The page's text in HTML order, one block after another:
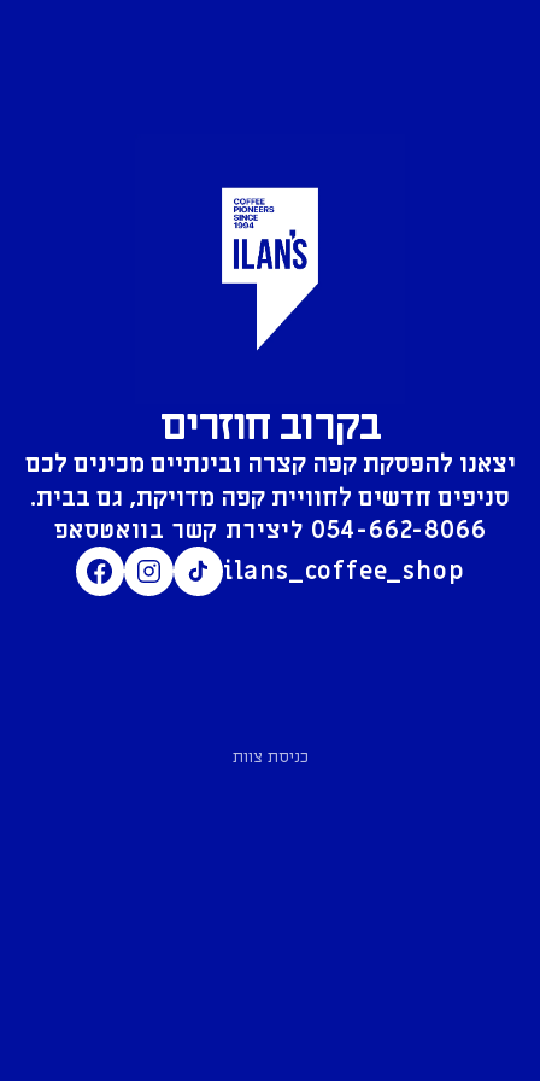
בקרוב חוזרים
יצאנו להפסקת קפה קצרה ובינתיים מכינים לכם
סניפים חדשים לחוויית קפה מדויקת, גם בבית.
054-662-8066
ilans_coffee_shop
כניסת צוות